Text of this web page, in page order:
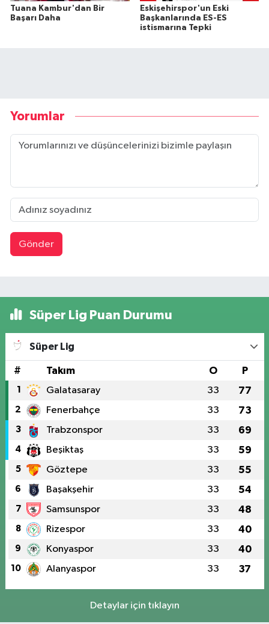
Tuana Kambur'dan Bir
Başarı Daha
Eskişehirspor'un Eski
Başkanlarında ES-ES
istismarına Tepki
Yorumlar
Gönder
Süper Lig Puan Durumu
Süper Lig
# Takım O P
1 Galatasaray 33 77
2 Fenerbahçe 33 73
3 Trabzonspor 33 69
4 Beşiktaş 33 59
5 Göztepe 33 55
6 Başakşehir 33 54
7 Samsunspor 33 48
8 Rizespor 33 40
9 Konyaspor 33 40
10 Alanyaspor 33 37
Detaylar için tıklayın